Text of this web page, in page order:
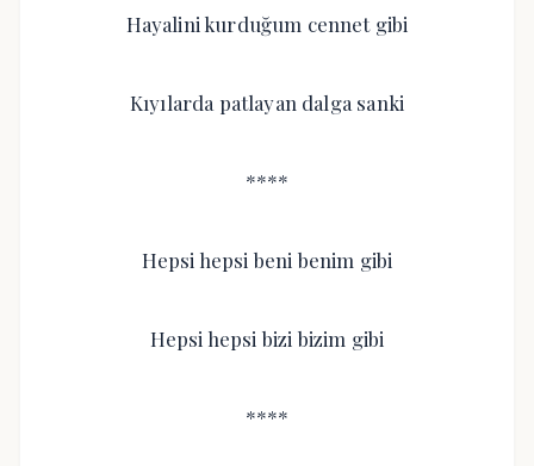
Hayalini kurduğum cennet gibi
Kıyılarda patlayan dalga sanki
****
Hepsi hepsi beni benim gibi
Hepsi hepsi bizi bizim gibi
****